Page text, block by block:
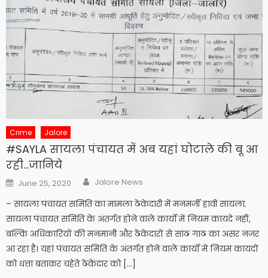
Crime Jalore
#SAYLA सायला पंचायत में अब यहां घोटाले की बू आ
रही…जानिये
Posted
on
June 25, 2020 Author
Jalore News
– सायला पंचायत समिति का मामला ठेकेदारी में मनमर्जी हावी सायला.
सायला पंचायत समिति के अंतर्गत होने वाले कार्यों में नियम कायदे नहीं,
बल्कि अधिकारियों की मनमानी और ठेकेदारों से सांठ गाठ का असर नजर
आ रहा है। यहां पंचायत समिति के अंतर्गत होने वाले कार्यो में नियम कायदों
को धत्ता बताकर चहेते ठेकेदार को […]